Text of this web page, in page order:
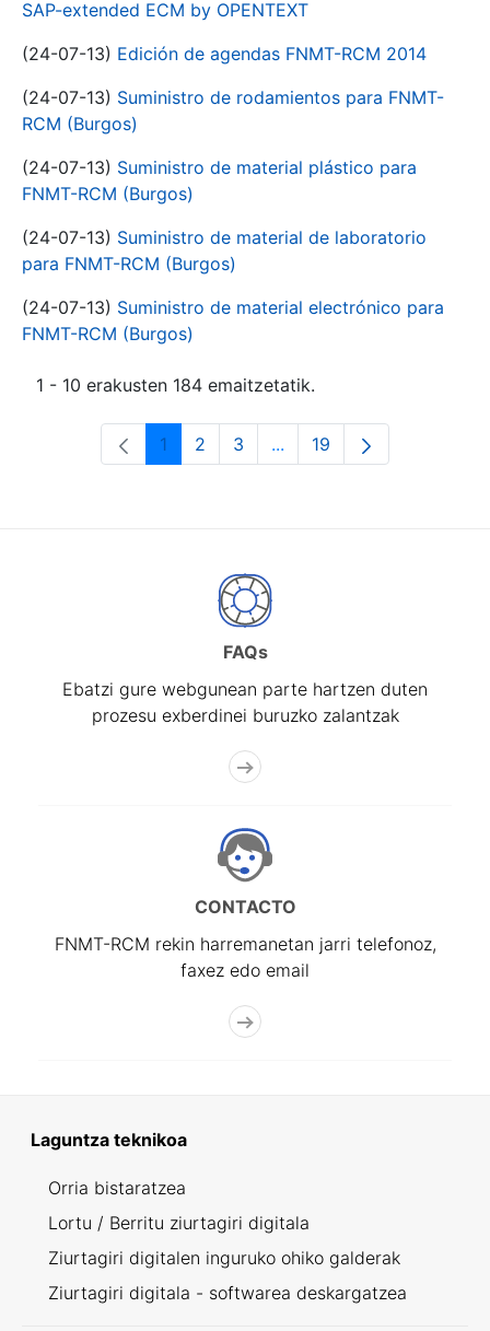
SAP-extended ECM by OPENTEXT
(24-07-13) Edición de agendas FNMT-RCM 2014
(24-07-13) Suministro de rodamientos para FNMT-
RCM (Burgos)
(24-07-13) Suministro de material plástico para
FNMT-RCM (Burgos)
(24-07-13) Suministro de material de laboratorio
para FNMT-RCM (Burgos)
(24-07-13) Suministro de material electrónico para
FNMT-RCM (Burgos)
1 - 10 erakusten 184 emaitzetatik.
Orrialdea
1 Orrialdea
2 Orrialdea
3 ...Intermediate Pages Use
Orrialdea
19
FAQs
Ebatzi gure webgunean parte hartzen duten
prozesu exberdinei buruzko zalantzak
CONTACTO
FNMT-RCM rekin harremanetan jarri telefonoz,
faxez edo email
Laguntza teknikoa
Orria bistaratzea
Lortu / Berritu ziurtagiri digitala
Ziurtagiri digitalen inguruko ohiko galderak
Ziurtagiri digitala - softwarea deskargatzea